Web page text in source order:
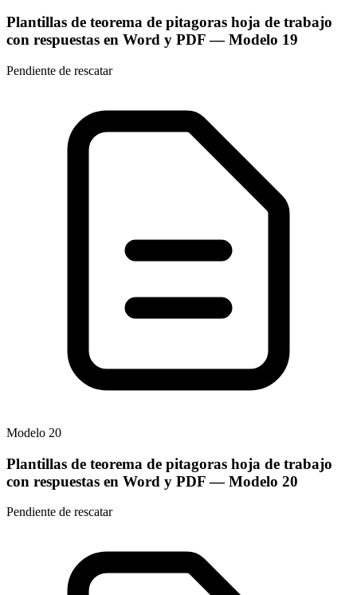
Plantillas de teorema de pitagoras hoja de trabajo
con respuestas en Word y PDF— Modelo 19
Pendiente de rescatar
Modelo 20
Plantillas de teorema de pitagoras hoja de trabajo
con respuestas en Word y PDF— Modelo 20
Pendiente de rescatar